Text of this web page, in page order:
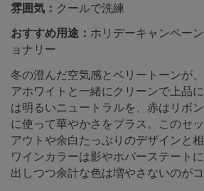
雰囲気： クールで洗練
おすすめ用途： ホリデーキャンペー
ョナリー
冬の澄んだ空気感とベリートーンが
アホワイトと一緒にクリーンで上品
は明るいニュートラルを、赤はリボ
に使って華やかさをプラス。このセ
アウトや余白たっぷりのデザインと
ワインカラーは影やホバーステート
出しつつ余計な色は増やさないのがコ